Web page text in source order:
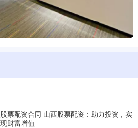
股票配资合同 山西股票配资：助力投资，实
现财富增值